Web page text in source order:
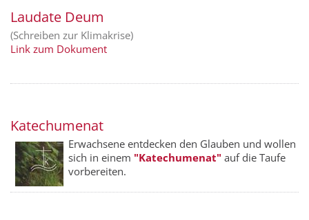
Laudate Deum
(Schreiben zur Klimakrise)
Link zum Dokument
Katechumenat
Erwachsene entdecken den Glauben und wollen
sich in einem "Kate­chumenat" auf die Taufe
vorbereiten.